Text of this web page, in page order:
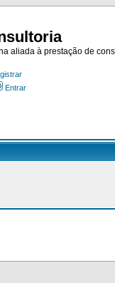
aliada à prestação de
Entrar